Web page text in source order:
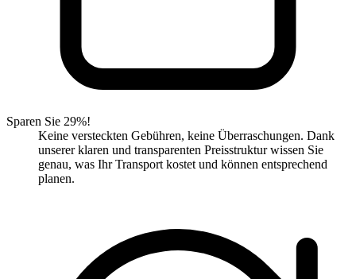
Sparen Sie 29%!
Keine versteckten Gebühren, keine Überraschungen. Dank
unserer klaren und transparenten Preisstruktur wissen Sie
genau, was Ihr Transport kostet und können entsprechend
planen.